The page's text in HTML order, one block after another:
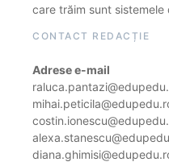
care trăim sunt
CONTACT REDACȚIE
Adrese e-mail